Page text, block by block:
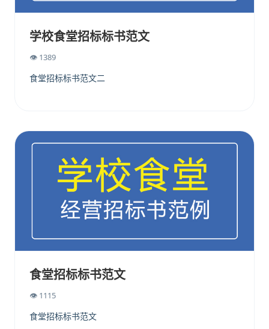
学校食堂招标标书范文
👁 1389
食堂招标标书范文二
食堂招标标书范文
👁 1115
食堂招标标书范文